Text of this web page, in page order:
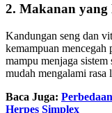
2. Makanan
Kandungan seng dan
kemampuan mencegah
mampu menjaga
mudah mengalami rasa
Baca Juga:
Herpes Simplex